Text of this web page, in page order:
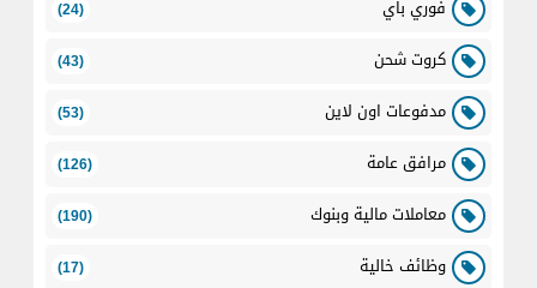
فوري باي (24)
كروت شحن (43)
مدفوعات اون لاين (53)
مرافق عامة (126)
معاملات مالية وبنوك (190)
وظائف خالية (17)